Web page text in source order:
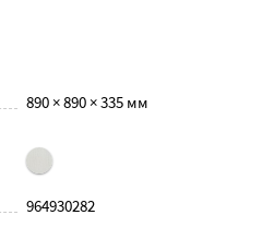
890 × 890 × 335 мм
964930282